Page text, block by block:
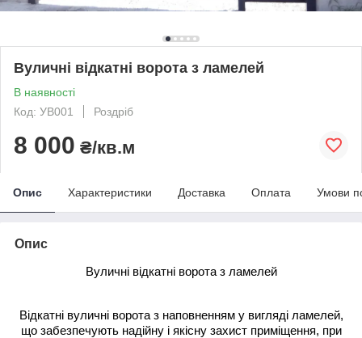
Вуличні відкатні ворота з ламелей
В наявності
Код: УВ001
Роздріб
8 000 ₴/кв.м
Опис Характеристики Доставка Оплата Умови
Опис
Вуличні відкатні ворота з ламелей
Відкатні вуличні ворота з наповненням у вигляді ламелей,
що забезпечують надійну і якісну захист приміщення, при